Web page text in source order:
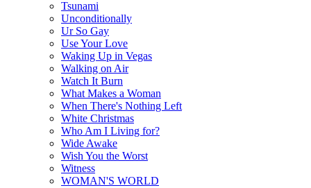
Tsunami
Unconditionally
Ur So Gay
Use Your Love
Waking Up in Vegas
Walking on Air
Watch It Burn
What Makes a Woman
When There's Nothing Left
White Christmas
Who Am I Living for?
Wide Awake
Wish You the Worst
Witness
WOMAN'S WORLD